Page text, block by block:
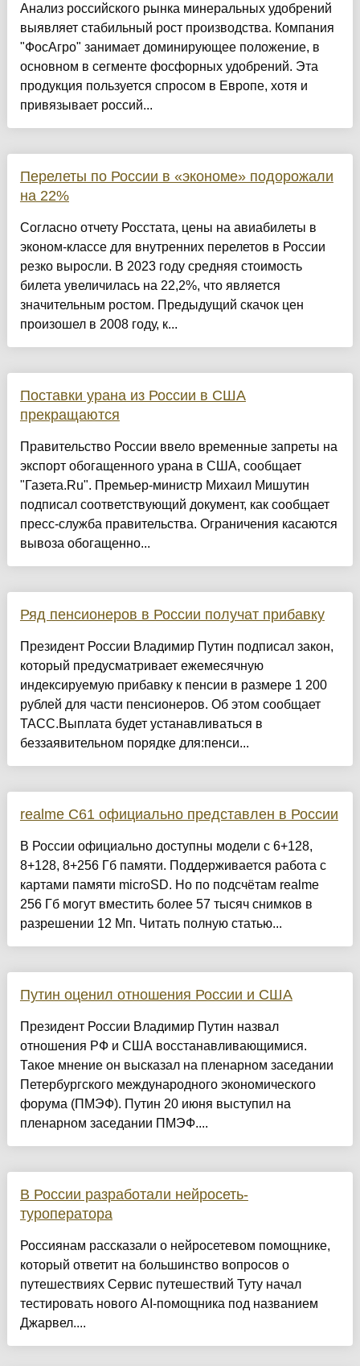
Анализ российского рынка минеральных удобрений
выявляет стабильный рост производства. Компания
"ФосАгро" занимает доминирующее положение, в
основном в сегменте фосфорных удобрений. Эта
продукция пользуется спросом в Европе, хотя и
привязывает россий...
Перелеты по России в «экономе» подорожали
на 22%
Согласно отчету Росстата, цены на авиабилеты в
эконом-классе для внутренних перелетов в России
резко выросли. В 2023 году средняя стоимость
билета увеличилась на 22,2%, что является
значительным ростом. Предыдущий скачок цен
произошел в 2008 году, к...
Поставки урана из России в США
прекращаются
Правительство России ввело временные запреты на
экспорт обогащенного урана в США, сообщает
"Газета.Ru". Премьер-министр Михаил Мишутин
подписал соответствующий документ, как сообщает
пресс-служба правительства. Ограничения касаются
вывоза обогащенно...
Ряд пенсионеров в России получат прибавку
Президент России Владимир Путин подписал закон,
который предусматривает ежемесячную
индексируемую прибавку к пенсии в размере 1 200
рублей для части пенсионеров. Об этом сообщает
ТАСС.Выплата будет устанавливаться в
беззаявительном порядке для:пенси...
realme C61 официально представлен в России
В России официально доступны модели с 6+128,
8+128, 8+256 Гб памяти. Поддерживается работа с
картами памяти microSD. Но по подсчётам realme
256 Гб могут вместить более 57 тысяч снимков в
разрешении 12 Мп. Читать полную статью...
Путин оценил отношения России и США
Президент России Владимир Путин назвал
отношения РФ и США восстанавливающимися.
Такое мнение он высказал на пленарном заседании
Петербургского международного экономического
форума (ПМЭФ). Путин 20 июня выступил на
пленарном заседании ПМЭФ....
В России разработали нейросеть-
туроператора
Россиянам рассказали о нейросетевом помощнике,
который ответит на большинство вопросов о
путешествиях Сервис путешествий Туту начал
тестировать нового AI-помощника под названием
Джарвел....